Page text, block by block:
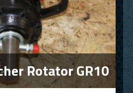
Rotator GR10